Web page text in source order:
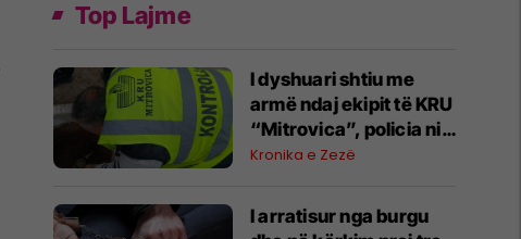
Top Lajme
I dyshuari shtiu me
armë ndaj ekipit të KRU
“Mitrovica”, policia nis
hetimet
Kronika e Zezë
I arratisur nga burgu